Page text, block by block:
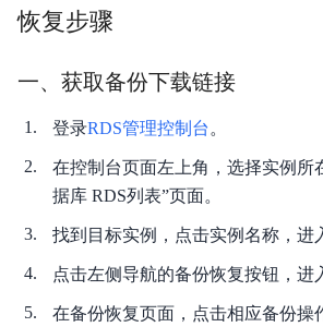
恢复步骤
一、获取备份下载链接
登录RDS管理控制台 。
在控制台页面左上角，选择实例所
据库 RDS列表”页面。
找到目标实例，点击实例名称，进
点击左侧导航的备份恢复按钮，进
在备份恢复页面，点击相应备份操